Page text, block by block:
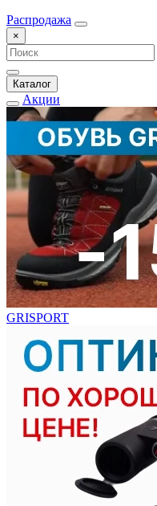
Распродажа
×
Каталог
Акции
GRISPORT